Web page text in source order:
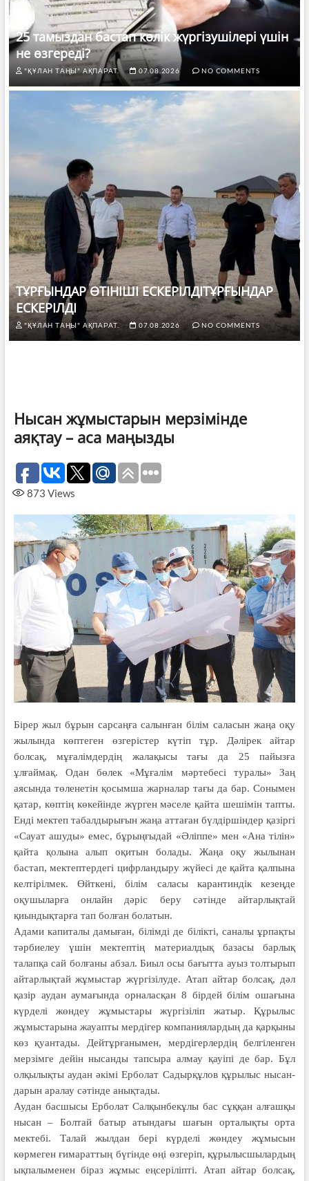
25 тамыздан бастап көлік жүргізушілері үшін
не өзгереді?
"ҚҰЛАН ТАҢЫ" АҚПАРАТ. 07.08.2026 NO COMMENTS
ТҰРҒЫНДАР ӨТІНІШІ ЕСКЕРІЛДІТҰРҒЫНДАР
ЕСКЕРІЛДІ
"ҚҰЛАН ТАҢЫ" АҚПАРАТ. 07.08.2026 NO COMMENTS
Нысан жұмыстарын мерзімінде
аяқтау – аса маңызды
873 Views
Бірер жыл бұрын сарсаңға салынған білім саласын жаңа оқу
жылында көптеген өзгерістер күтіп тұр. Дәлірек айтар
болсақ, мұғалімдердің жала­қы­сы тағы да 25 пайызға
ұлғаймақ. Одан бөлек «Мұғалім мәртебесі туралы» Заң
аясында төленетін қосымша жарналар тағы да бар. Сонымен
қатар, көптің көкейінде жүрген мәселе қайта шешімін тапты.
Енді мектеп табалдырығын жаңа аттаған бүлдіршіндер қазіргі
«Сауат ашуды» емес, бұрыңғыдай «Әліппе» мен «Ана тілін»
қайта қолына алып оқитын болады. Жаңа оқу жылынан
бастап, мектептердегі цифрландыру жүйесі де қайта қалпына
келтірілмек. Өйткені, білім саласы карантиндік кезеңде
оқушыларға онлайн дәріс беру сәтінде айтарлықтай
қиындықтарға тап болған болатын.
Адами капиталы дамыған, білімді де білікті, саналы ұрпақты
тәрбиелеу үшін мектептің материалдық базасы барлық
талапқа сай болғаны абзал. Биыл осы бағытта ауыз толтырып
айтарлықтай жұмыстар жүргізілуде. Атап айтар болсақ, дәл
қазір аудан аумағында орналасқан 8 бірдей білім ошағына
күрделі жөндеу жұ­мыстары жүргізіліп жатыр. Құрылыс
жұмыстарына жауапты мердігер компаниялардың да қарқыны
көз қуантады. Дейтұрғанымен, мер­ді­герлердің белгіленген
мерзімге дейін нысанды тапсыра алмау қауіпі де бар. Бұл
олқылықты аудан әкімі Ерболат Садырқұлов құрылыс нысан­
дарын аралау сәтінде анықтады.
Аудан басшысы Ерболат Салқынбекұлы бас сұққан алғашқы
нысан – Болтай батыр атындағы шағын орталықты орта
мектебі. Талай жылдан бері күрделі жөндеу жұмы­сын
көрмеген ғимараттың бүгінде өңі өзгеріп, құрылысшылардың
ықпалыменен біраз жұмыс еңсері­ліп­ті. Атап айтар болсақ,